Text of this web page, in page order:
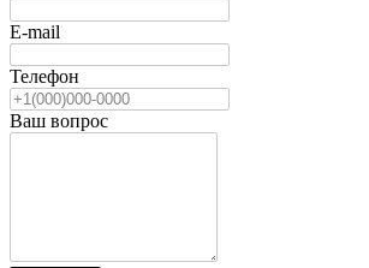
E-mail
Телефон
Ваш вопрос